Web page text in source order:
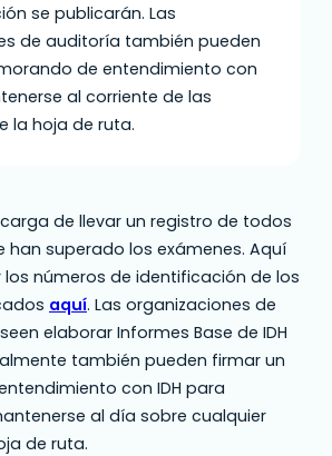
se publicarán. Las
de auditoría también pueden
de entendimiento con
al corriente de las
la hoja de ruta.
de llevar un registro de todos
han superado los exámenes. Aquí
números de identificación de los
aquí. Las organizaciones de
elaborar Informes Base de IDH
también pueden firmar un
con IDH para
al día sobre cualquier
de ruta.